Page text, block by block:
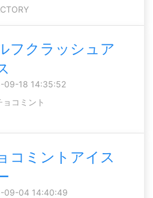
フクラッシュア
09-18 14:35:52
ョコミント
コミントアイス
09-04 14:40:49